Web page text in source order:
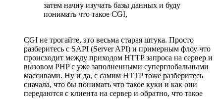
затем начну изучать базы данных и буду
понимать что такое CGI,
CGI не трогайте, это весьма старая штука. Просто
разберитесь с SAPI (Server API) и примерным флоу что
происходит между приходом HTTP запроса на сервер и
вызовом PHP с уже заполненными суперглобальными
массивами. Ну и да, с самим HTTP тоже разберитесь
сначала, что бы понимать что такое куки и как они
передаются с клиента на сервер и обратно, что такое